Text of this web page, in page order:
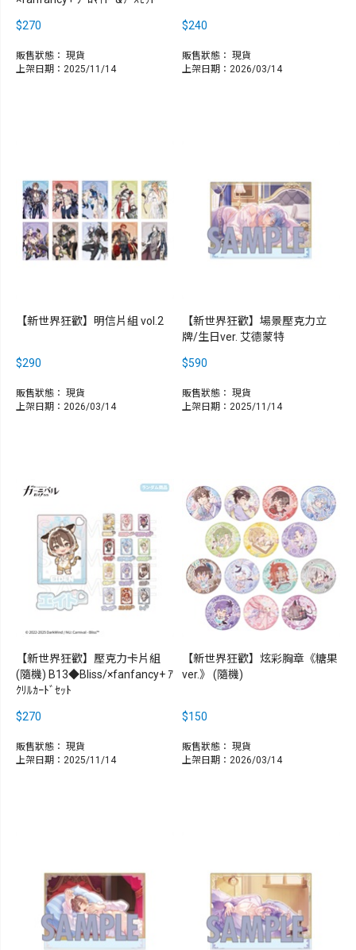
$270
販售狀態： 現貨
上架日期：2025/11/14
$240
販售狀態： 現貨
上架日期：2026/03/14
【新世界狂歡】明信片組 vol.2
$290
販售狀態： 現貨
上架日期：2026/03/14
【新世界狂歡】場景壓克力立
牌/生日ver. 艾德蒙特
$590
販售狀態： 現貨
上架日期：2025/11/14
【新世界狂歡】壓克力卡片組
(隨機) B13◆Bliss/×fanfancy+ ｱ
ｸﾘﾙｶｰﾄﾞｾｯﾄ
$270
販售狀態： 現貨
上架日期：2025/11/14
【新世界狂歡】炫彩胸章《糖果
ver.》 (隨機)
$150
販售狀態： 現貨
上架日期：2026/03/14